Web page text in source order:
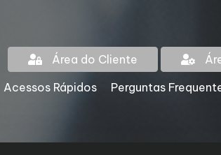
Área do Cliente
Acessos Rápidos Perguntas